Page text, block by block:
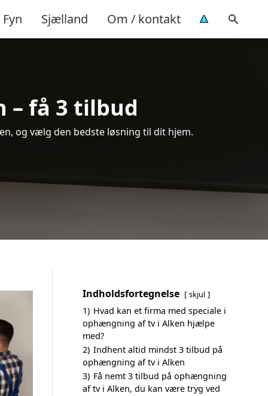
Fyn Sjælland Om / kontakt
– få 3 tilbud
og vælg den bedste løsning til dit hjem.
Indholdsfortegnelse skjul
1) Hvad kan et firma med speciale i
ophængning af tv i Alken hjælpe
med?
2) Indhent altid mindst 3 tilbud på
ophængning af tv i Alken
3) Få nemt 3 tilbud på ophængning
af tv i Alken, du kan være tryg ved